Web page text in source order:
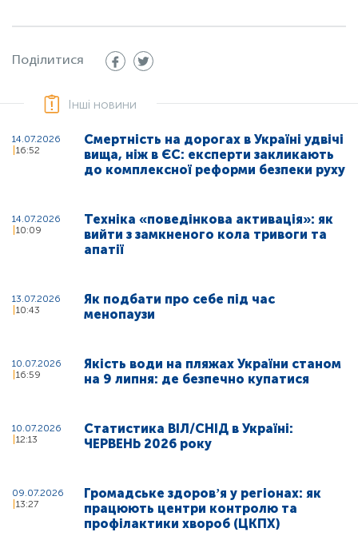
Поділитися
Інші новини
14.07.2026
16:52
Смертність на дорогах в Україні удвічі
вища, ніж в ЄС: експерти закликають
до комплексної реформи безпеки руху
14.07.2026
10:09
Техніка «поведінкова активація»: як
вийти з замкненого кола тривоги та
апатії
13.07.2026
10:43
Як подбати про себе під час
менопаузи
10.07.2026
16:59
Якість води на пляжах України станом
на 9 липня: де безпечно купатися
10.07.2026
12:13
Статистика ВІЛ/СНІД в Україні:
ЧЕРВЕНЬ 2026 року
09.07.2026
13:27
Громадське здоровʼя у регіонах: як
працюють центри контролю та
профілактики хвороб (ЦКПХ)